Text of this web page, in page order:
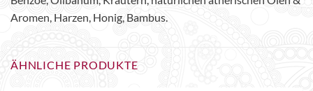
Aromen, Harzen, Honig, Bambus.
ÄHNLICHE PRODUKTE